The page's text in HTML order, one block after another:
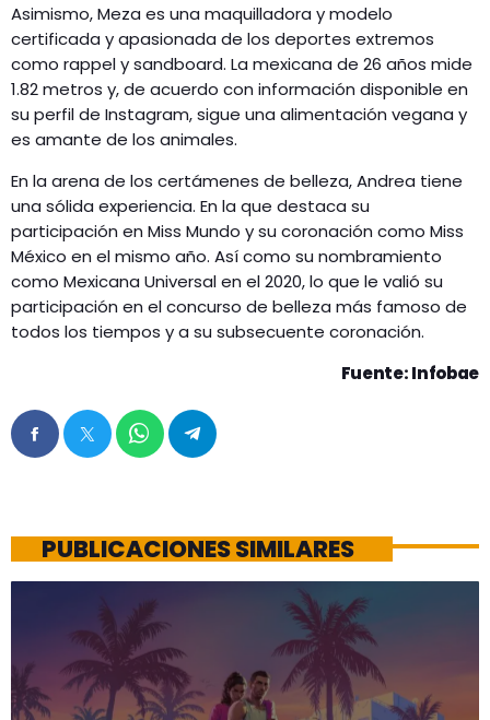
Asimismo, Meza es una maquilladora y modelo
certificada y apasionada de los deportes extremos
como rappel y sandboard. La mexicana de 26 años mide
1.82 metros y, de acuerdo con información disponible en
su perfil de Instagram, sigue una alimentación vegana y
es amante de los animales.
En la arena de los certámenes de belleza, Andrea tiene
una sólida experiencia. En la que destaca su
participación en Miss Mundo y su coronación como Miss
México en el mismo año. Así como su nombramiento
como Mexicana Universal en el 2020, lo que le valió su
participación en el concurso de belleza más famoso de
todos los tiempos y a su subsecuente coronación.
Fuente: Infobae
PUBLICACIONES SIMILARES